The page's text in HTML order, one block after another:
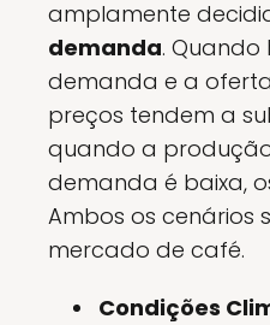
amplamente
demanda.
demanda e a
preços tendem a
quando a
demanda é baixa,
Ambos os cenários
mercado de café.
Condições